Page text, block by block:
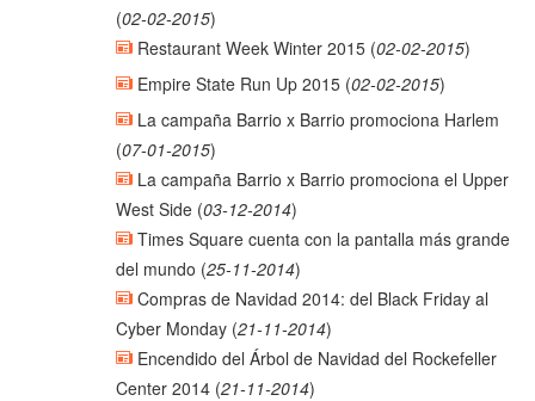
(02-02-2015)
Restaurant Week Winter 2015(02-02-2015)
Empire State Run Up 2015(02-02-2015)
La campaña Barrio x Barrio promociona Harlem
(07-01-2015)
La campaña Barrio x Barrio promociona el Upper
West Side(03-12-2014)
Times Square cuenta con la pantalla más grande
del mundo (25-11-2014)
Compras de Navidad 2014: del Black Friday al
Cyber Monday(21-11-2014)
Encendido del Árbol de Navidad del Rockefeller
Center 2014(21-11-2014)